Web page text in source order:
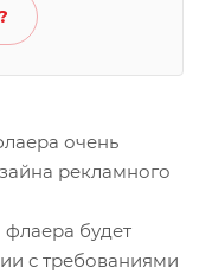
очень
рекламного
флаера будет
с требованиями